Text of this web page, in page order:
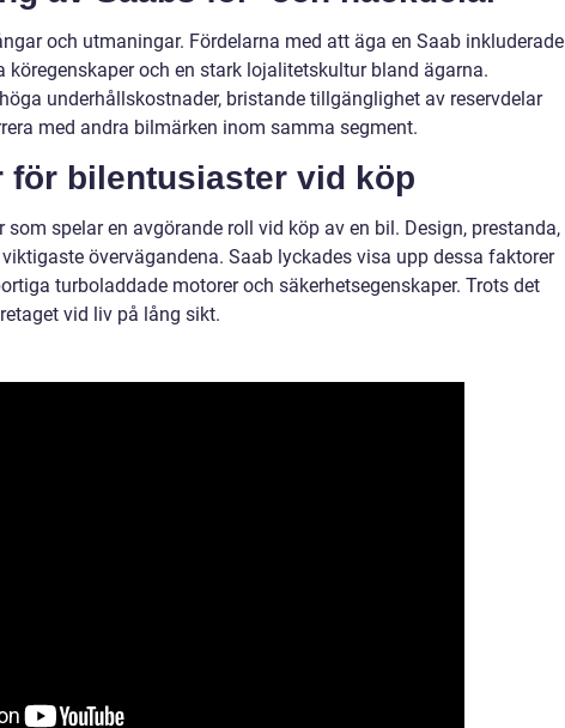
och utmaningar. Fördelarna med att äga en Saab inkluderade
och en stark lojalitetskultur bland ägarna.
underhållskostnader, bristande tillgänglighet av reservdelar
med andra bilmärken inom samma segment.
för bilentusiaster vid köp
spelar en avgörande roll vid köp av en bil. Design, prestanda,
övervägandena. Saab lyckades visa upp dessa faktorer
turboladdade motorer och säkerhetsegenskaper. Trots det
vid liv på lång sikt.